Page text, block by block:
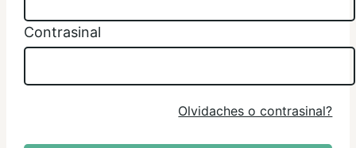
Contrasinal
Olvidaches o contrasinal?